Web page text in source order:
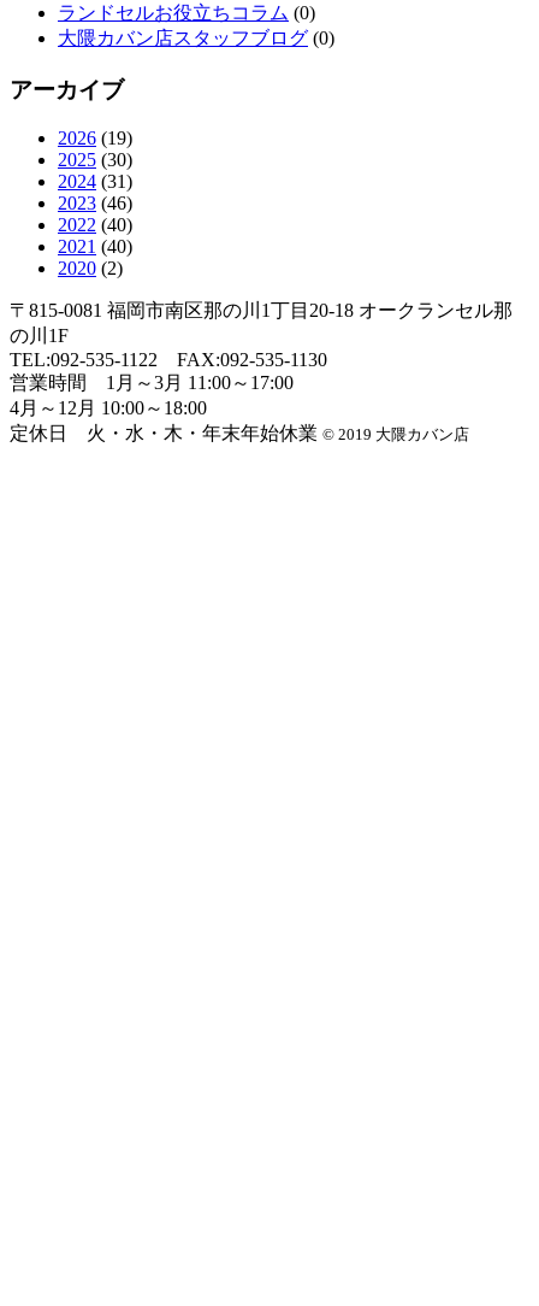
ランドセルお役立ちコラム (0)
大隈カバン店スタッフブログ (0)
アーカイブ
2026 (19)
2025 (30)
2024 (31)
2023 (46)
2022 (40)
2021 (40)
2020 (2)
〒815-0081 福岡市南区那の川1丁目20-18 オークランセル那
の川1F
TEL:092-535-1122 FAX:092-535-1130
営業時間 1月～3月 11:00～17:00
4月～12月 10:00～18:00
定休日 火・水・木・年末年始休業 © 2019 大隈カバン店